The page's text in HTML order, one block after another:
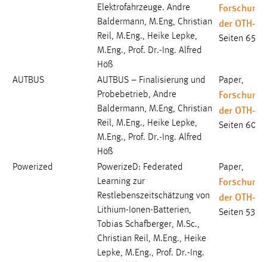
Elektrofahrzeuge. Andre
Baldermann, M.Eng, Christian
Reil, M.Eng., Heike Lepke,
M.Eng., Prof. Dr.-Ing. Alfred
Höß
der OTH-
Seiten 65-
AUTBUS
AUTBUS – Finalisierung und
Probebetrieb, Andre
Baldermann, M.Eng, Christian
Reil, M.Eng., Heike Lepke,
M.Eng., Prof. Dr.-Ing. Alfred
Höß
Paper,
der OTH-
Seiten 60-
Powerized
PowerizeD: Federated
Learning zur
Restlebenszeitschätzung von
Lithium-Ionen-Batterien,
Tobias Schafberger, M.Sc.,
Christian Reil, M.Eng., Heike
Lepke, M.Eng., Prof. Dr.-Ing.
Paper,
der OTH-
Seiten 53-
Für performante Seitenauslieferung wird in diesem Cookie
gespeichert, ob man eingeloggt ist.
Sprachpräferenz
site-language-preference
Das Cookie speichert die gewählte Sprache der Website.
Cookie Laufzeit: